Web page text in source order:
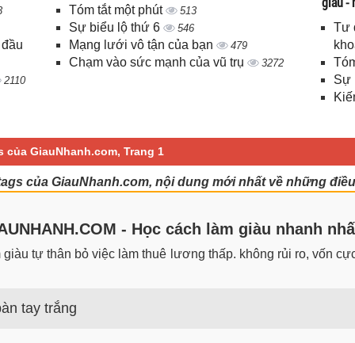
2110
Tóm tắt một phút 513
Sự biểu lộ thứ 6 546
Mạng lưới vô tận của bạn 479
Chạm vào sức mạnh của vũ trụ 3272
Tư
Sự
GiauNhanh.com, Trang 1
của GiauNhanh.com, nội dung mới nhất về những
- Học cách làm giàu nhanh
tự thân bỏ việc làm thuê lương thấp. không rủi ro, vốn
tay trắng